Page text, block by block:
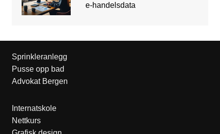
e‑handelsdata
Sprinkleranlegg
Pusse opp bad
Advokat Bergen
Internatskole
Nettkurs